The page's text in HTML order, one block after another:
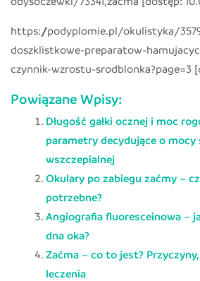
https://podyplomie.pl/okulistyka/
doszklistkowe-preparatow-
czynnik-wzrostu-srodblonka?page=3
Powiązane Wpisy:
Długość gałki ocznej i moc
parametry decydujące o mocy
wszczepialnej
Okulary po zabiegu zaćmy –
potrzebne?
Angiografia fluoresceinowa –
dna oka?
Zaćma – co to jest?
leczenia